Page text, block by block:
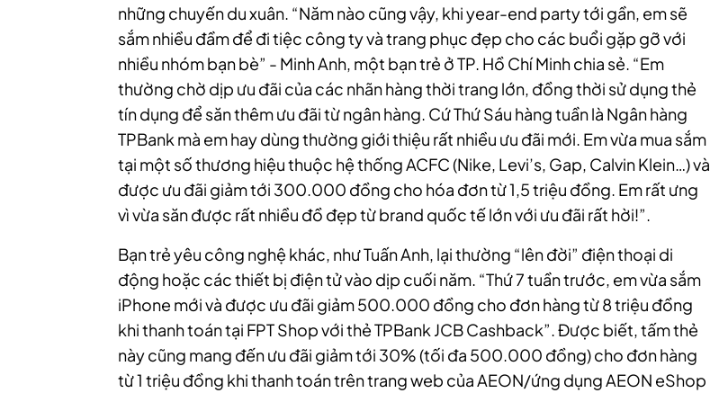
những chuyến du xuân. “Năm nào cũng vậy, khi year-end party tới gần, em sẽ
sắm nhiều đầm để đi tiệc công ty và trang phục đẹp cho các buổi gặp gỡ với
nhiều nhóm bạn bè” - Minh Anh, một bạn trẻ ở TP. Hồ Chí Minh chia sẻ. “Em
thường chờ dịp ưu đãi của các nhãn hàng thời trang lớn, đồng thời sử dụng thẻ
tín dụng để săn thêm ưu đãi từ ngân hàng. Cứ Thứ Sáu hàng tuần là Ngân hàng
TPBank mà em hay dùng thường giới thiệu rất nhiều ưu đãi mới. Em vừa mua sắm
tại một số thương hiệu thuộc hệ thống ACFC (Nike, Levi’s, Gap, Calvin Klein…) và
được ưu đãi giảm tới 300.000 đồng cho hóa đơn từ 1,5 triệu đồng. Em rất ưng
vì vừa săn được rất nhiều đồ đẹp từ brand quốc tế lớn với ưu đãi rất hời!”.
Bạn trẻ yêu công nghệ khác, như Tuấn Anh, lại thường “lên đời” điện thoại di
động hoặc các thiết bị điện tử vào dịp cuối năm. “Thứ 7 tuần trước, em vừa sắm
iPhone mới và được ưu đãi giảm 500.000 đồng cho đơn hàng từ 8 triệu đồng
khi thanh toán tại FPT Shop với thẻ TPBank JCB Cashback”. Được biết, tấm thẻ
này cũng mang đến ưu đãi giảm tới 30% (tối đa 500.000 đồng) cho đơn hàng
từ 1 triệu đồng khi thanh toán trên trang web của AEON/ứng dụng AEON eShop